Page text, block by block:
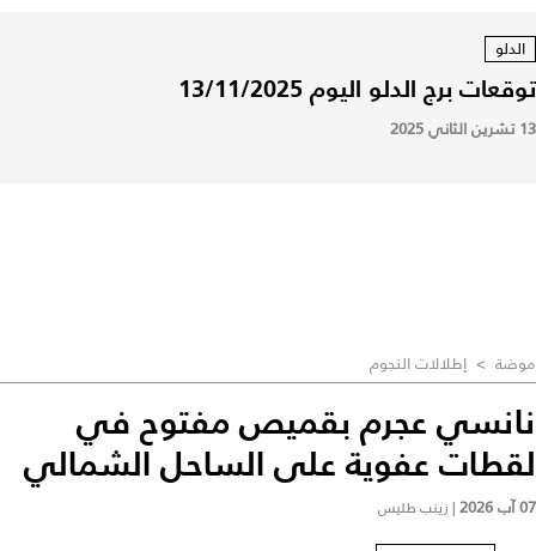
الدلو
توقعات برج الدلو اليوم 13/11/2025
13 تشرين الثاني 2025
موضة > إطلالات النجوم
نانسي عجرم بقميص مفتوح في
لقطات عفوية على الساحل الشمالي
07 آب 2026 | زينب طليس